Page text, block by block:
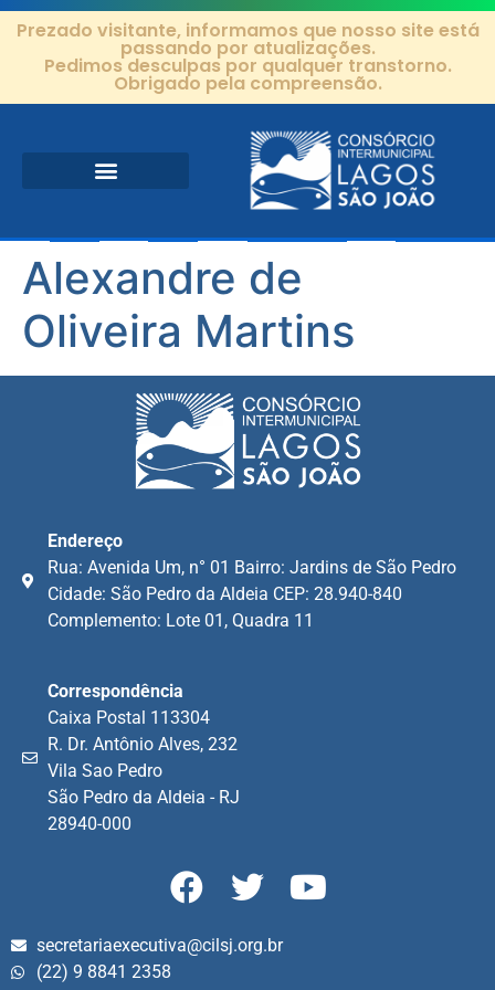
Prezado visitante, informamos que nosso site está
passando por atualizações.
Pedimos desculpas por qualquer transtorno.
Obrigado pela compreensão.
Alexandre de
Oliveira Martins
Endereço
Rua: Avenida Um, n° 01 Bairro: Jardins de São Pedro
Cidade: São Pedro da Aldeia CEP: 28.940-840
Complemento: Lote 01, Quadra 11
Correspondência
Caixa Postal 113304
R. Dr. Antônio Alves, 232
Vila Sao Pedro
São Pedro da Aldeia - RJ
28940-000
secretariaexecutiva@cilsj.org.br
(22) 9 8841 2358